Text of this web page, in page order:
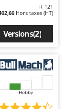
R-121
Hors taxes (HT)
Versions(2)
Hobby